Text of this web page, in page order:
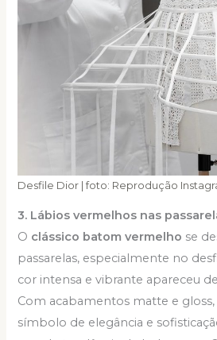
Desfile Dior | foto: Reprodução
3. Lábios vermelhos nas
O clássico batom vermelho se
passarelas, especialmente no
cor intensa e vibrante apareceu
Com acabamentos matte e gloss,
símbolo de elegância e